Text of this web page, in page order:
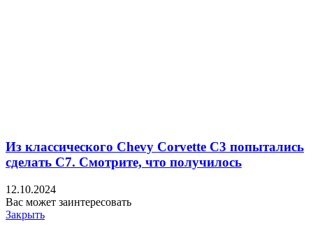
Из классического Chevy Corvette C3 попытались
сделать C7. Смотрите, что получилось
12.10.2024
Вас может заинтересовать
Закрыть